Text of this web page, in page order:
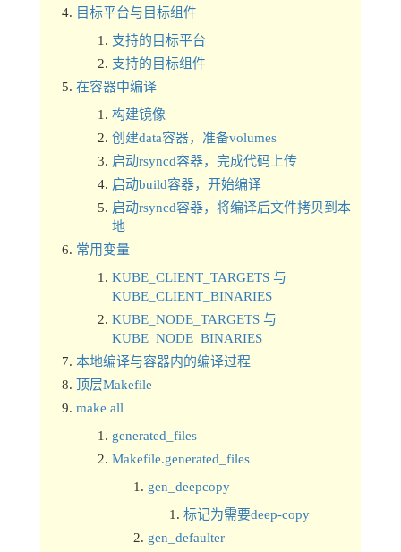
目标平台与目标组件
支持的目标平台
支持的目标组件
在容器中编译
构建镜像
创建data容器，准备volumes
启动rsyncd容器，完成代码上传
启动build容器，开始编译
启动rsyncd容器，将编译后文件拷贝到本
地
常用变量
KUBE_CLIENT_TARGETS 与
KUBE_CLIENT_BINARIES
KUBE_NODE_TARGETS 与
KUBE_NODE_BINARIES
本地编译与容器内的编译过程
顶层Makefile
make all
generated_files
Makefile.generated_files
gen_deepcopy
标记为需要deep-copy
gen_defaulter